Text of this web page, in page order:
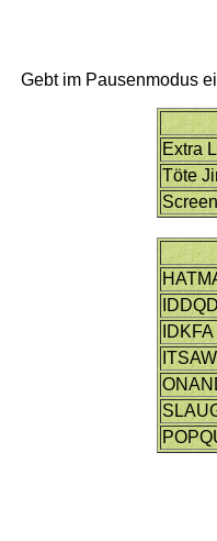
Gebt im Pausenmodus
Extra
Töte
IDDQD
IDKFA